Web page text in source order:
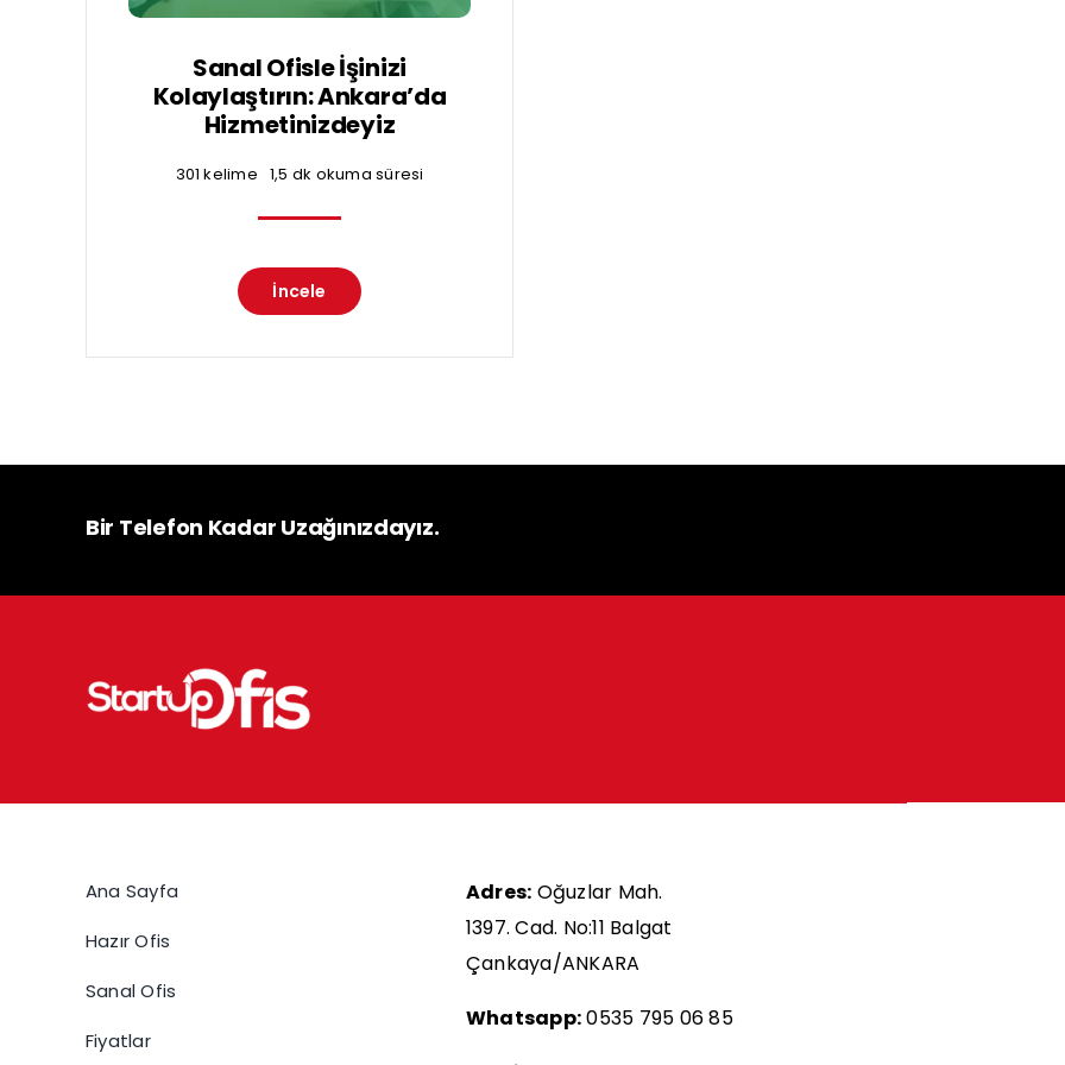
Sanal Ofisle İşinizi
Kolaylaştırın: Ankara’da
Hizmetinizdeyiz
301 kelime 1,5 dk okuma süresi
İncele
Bir Telefon Kadar Uzağınızdayız.
Ana Sayfa
Hazır Ofis
Sanal Ofis
Fiyatlar
Adres: Oğuzlar Mah.
1397. Cad. No:11 Balgat
Çankaya/ANKARA
Whatsapp:0535 795 06 85